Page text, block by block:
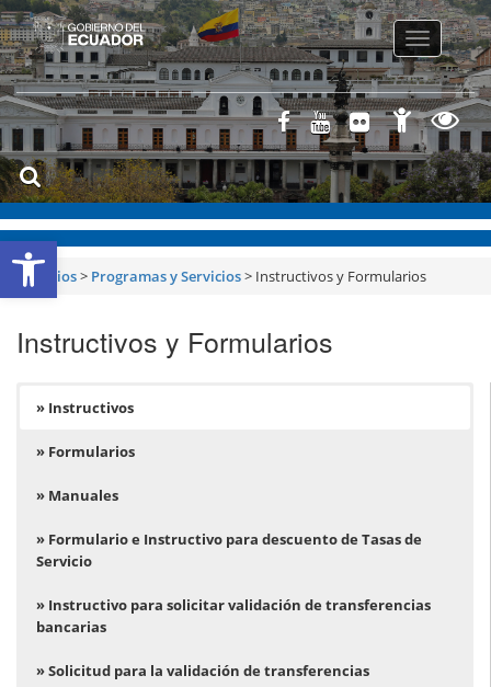
Abrir barra de herramientas
Toggle
Servicios> Programas y Servicios> Instructivos y Formularios
Instructivos y Formularios
» Instructivos
» Formularios
» Manuales
» Formulario e Instructivo para descuento de Tasas de
Servicio
» Instructivo para solicitar validación de transferencias
bancarias
» Solicitud para la validación de transferencias